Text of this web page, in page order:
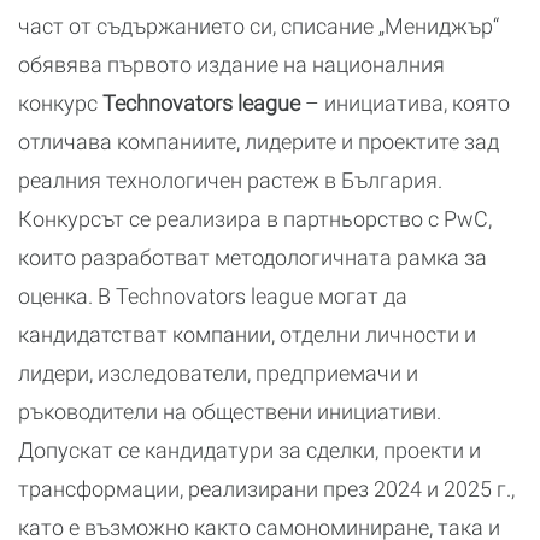
част от съдържанието си, списание „Мениджър“
обявява първото издание на националния
конкурсTechnovators league– инициатива, която
отличава компаниите, лидерите и проектите зад
реалния технологичен растеж в България.
Конкурсът се реализира в партньорство с PwC,
които разработват методологичната рамка за
оценка. В Technovators league могат да
кандидатстват компании, отделни личности и
лидери, изследователи, предприемачи и
ръководители на обществени инициативи.
Допускат се кандидатури за сделки, проекти и
трансформации, реализирани през 2024 и 2025 г.,
като е възможно както самономиниране, така и